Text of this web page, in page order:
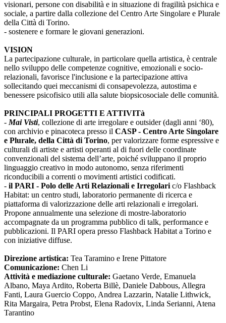
visionari, persone con disabilità e in situazione di fragilità psichica e
sociale, a partire dalla collezione del Centro Arte Singolare e Plurale
della Città di Torino.
- sostenere e formare le giovani generazioni.
VISION
La partecipazione culturale, in particolare quella artistica, è centrale
nello sviluppo delle competenze cognitive, emozionali e socio-
relazionali, favorisce l'inclusione e la partecipazione attiva
sollecitando quei meccanismi di consapevolezza, autostima e
benessere psicofisico utili alla salute biopsicosociale delle comunità.
PRINCIPALI PROGETTI E ATTIVITà
- Mai Visti, collezione di arte irregolare e outsider (dagli anni ‘80),
con archivio e pinacoteca presso il CASP - Centro Arte Singolare
e Plurale, della Città di Torino, per valorizzare forme espressive e
culturali di artiste e artisti operanti al di fuori delle coordinate
convenzionali del sistema dell’arte, poiché sviluppano il proprio
linguaggio creativo in modo autonomo, senza riferimenti
riconducibili a correnti o movimenti artistici codificati.
- il PARI - Polo delle Arti Relazionali e Irregolari c/o Flashback
Habitat: un centro studi, laboratorio permanente di ricerca e
piattaforma di valorizzazione delle arti relazionali e irregolari.
Propone annualmente una selezione di mostre-laboratorio
accompagnate da un programma pubblico di talk, performance e
pubblicazioni. Il PARI opera presso Flashback Habitat a Torino e
con iniziative diffuse.
Direzione artistica: Tea Taramino e Irene Pittatore
Comunicazione: Chen Li
Attività e mediazione culturale: Gaetano Verde, Emanuela
Albano, Maya Ardito, Roberta Billè, Daniele Dabbous, Allegra
Fanti, Laura Guercio Coppo, Andrea Lazzarin, Natalie Lithwick,
Rita Margaira, Petra Probst, Elena Radovix, Linda Serianni, Atena
Tarantino